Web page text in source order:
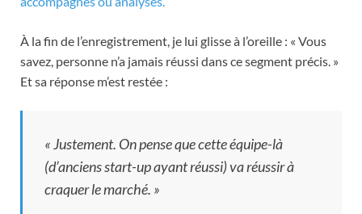
À la fin de l’enregistrement, je lui glisse à l’oreille : « Vous
savez, personne n’a jamais réussi dans ce segment précis. »
Et sa réponse m’est restée :
« Justement. On pense que cette équipe-là
(d’anciens start-up ayant réussi) va réussir à
craquerle marché. »